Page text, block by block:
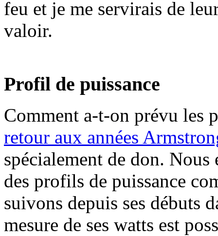
feu et je me servirais de
valoir.
Profil de puissance
Comment a-t-on prévu les
retour aux années
spécialement de don.
des profils de puissance
suivons depuis ses débuts
mesure de ses watts est